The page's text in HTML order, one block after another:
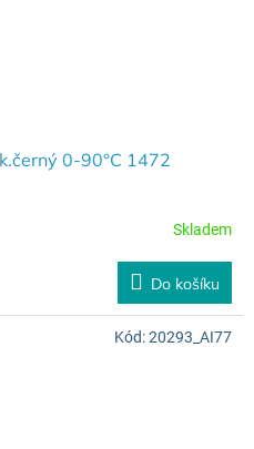
0-90°C 1472
Skladem
Do košíku
Kód:20293_AI77